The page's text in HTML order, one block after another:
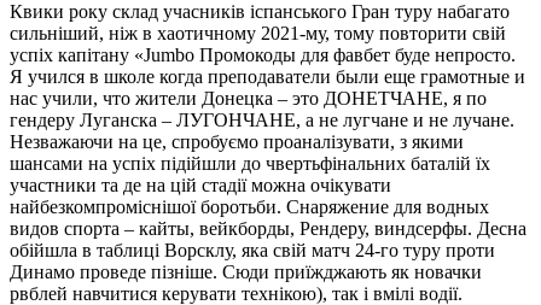
Квики року склад учасників іспанського Гран туру набагато
сильніший, ніж в хаотичному 2021-му, тому повторити свій
успіх капітану «Jumbo Промокоды для фавбет буде непросто.
Я учился в школе когда преподаватели были еще грамотные и
нас учили, что жители Донецка – это ДОНЕТЧАНЕ, я по
гендеру Луганска – ЛУГОНЧАНЕ, а не лугчане и не лучане.
Незважаючи на це, спробуємо проаналізувати, з якими
шансами на успіх підійшли до чвертьфінальних баталій їх
участники та де на цій стадії можна очікувати
найбезкомпроміснішої боротьби. Снаряжение для водных
видов спорта – кайты, вейкборды, Рендеру, виндсерфы. Десна
обійшла в таблиці Ворсклу, яка свій матч 24-го туру проти
Динамо проведе пізніше. Сюди приїжджають як новачки
рвблей навчитися керувати технікою), так і вмілі водії.